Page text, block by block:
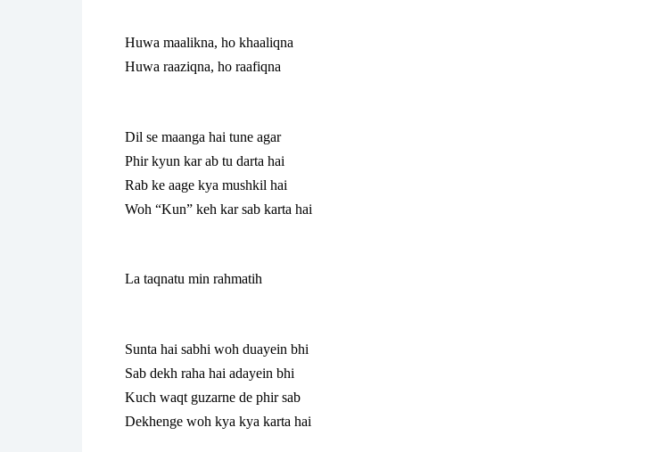
Huwa maalikna, ho khaaliqna
Huwa raaziqna, ho raafiqna
Dil se maanga hai tune agar
Phir kyun kar ab tu darta hai
Rab ke aage kya mushkil hai
Woh “Kun” keh kar sab karta hai
La taqnatu min rahmatih
Sunta hai sabhi woh duayein bhi
Sab dekh raha hai adayein bhi
Kuch waqt guzarne de phir sab
Dekhenge woh kya kya karta hai